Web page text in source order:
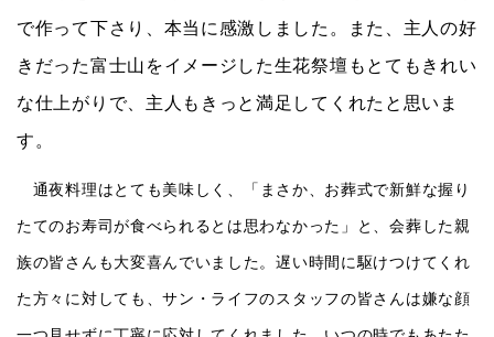
で作って下さり、本当に感激しました。また、主人の好
きだった富士山をイメージした生花祭壇もとてもきれい
な仕上がりで、主人もきっと満足してくれたと思いま
す。
通夜料理はとても美味しく、「まさか、お葬式で新鮮な握り
たてのお寿司が食べられるとは思わなかった」と、会葬した親
族の皆さんも大変喜んでいました。遅い時間に駆けつけてくれ
た方々に対しても、サン・ライフのスタッフの皆さんは嫌な顔